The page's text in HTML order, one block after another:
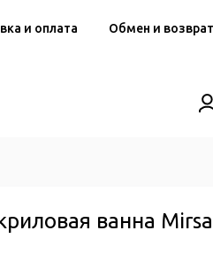
и оплата Обмен и возврат
ванна